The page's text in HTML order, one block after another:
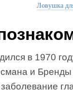
Ловушка
в 1970
и Бренды